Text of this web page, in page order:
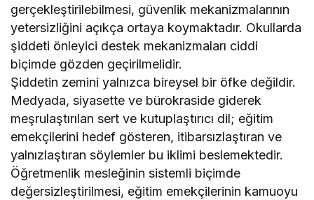
gerçekleştirilebilmesi, güvenlik mekanizmalarının
yetersizliğini açıkça ortaya koymaktadır. Okullarda
şiddeti önleyici destek mekanizmaları ciddi
biçimde gözden geçirilmelidir.
Şiddetin zemini yalnızca bireysel bir öfke değildir.
Medyada, siyasette ve bürokraside giderek
meşrulaştırılan sert ve kutuplaştırıcı dil; eğitim
emekçilerini hedef gösteren, itibarsızlaştıran ve
yalnızlaştıran söylemler bu iklimi beslemektedir.
Öğretmenlik mesleğinin sistemli biçimde
değersizleştirilmesi, eğitim emekçilerinin kamuoyu